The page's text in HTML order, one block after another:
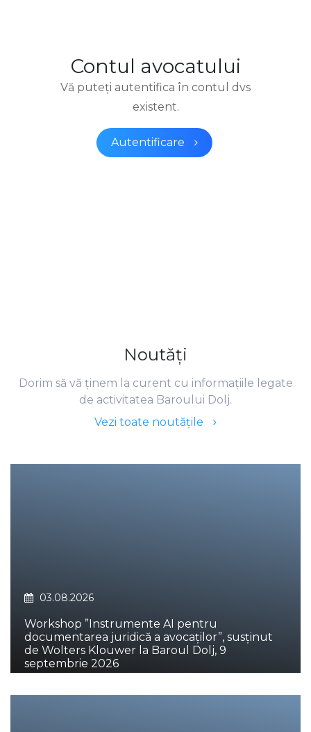
Contul avocatului
Vă puteţi autentifica în contul dvs
existent.
Autentificare
Noutăţi
Dorim să vă ţinem la curent cu informaţiile legate
de activitatea Baroului Dolj.
Vezi toate noutăţile
03.08.2026
Workshop ”Instrumente AI pentru
documentarea juridică a avocaților”, susținut
de Wolters Klouwer la Baroul Dolj, 9
septembrie 2026